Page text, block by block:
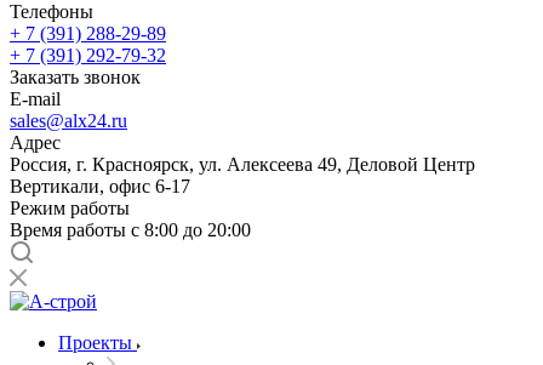
Телефоны
+ 7 (391) 288-29-89
+ 7 (391) 292-79-32
Заказать звонок
E-mail
sales@alx24.ru
Адрес
Россия, г. Красноярск, ул. Алексеева 49, Деловой Центр
Вертикали, офис 6-17
Режим работы
Время работы с 8:00 до 20:00
Проекты